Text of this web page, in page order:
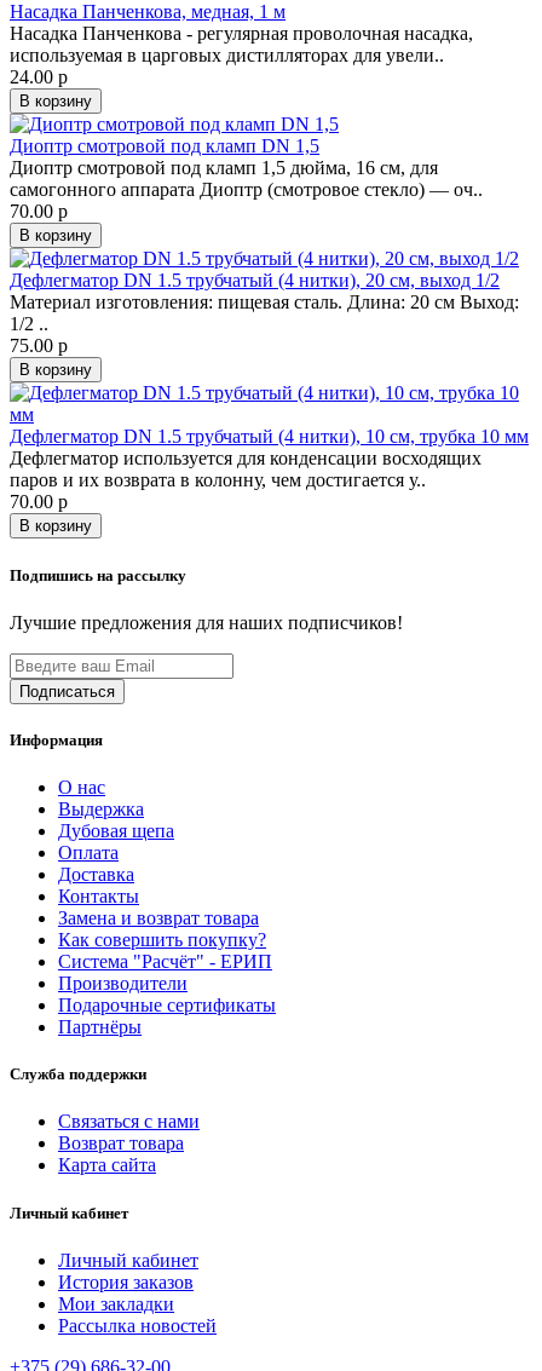
Насадка Панченкова, медная, 1 м
Насадка Панченкова - регулярная проволочная насадка,
используемая в царговых дистилляторах для увели..
24.00 р
В корзину
Диоптр смотровой под кламп DN 1,5
Диоптр смотровой под кламп 1,5 дюйма, 16 см, для
самогонного аппарата Диоптр (смотровое стекло) — оч..
70.00 р
В корзину
Дефлегматор DN 1.5 трубчатый (4 нитки), 20 см, выход 1/2
Материал изготовления: пищевая сталь. Длина: 20 см Выход:
1/2 ..
75.00 р
В корзину
Дефлегматор DN 1.5 трубчатый (4 нитки), 10 см, трубка 10 мм
Дефлегматор используется для конденсации восходящих
паров и их возврата в колонну, чем достигается у..
70.00 р
В корзину
Подпишись на рассылку
Лучшие предложения для наших подписчиков!
Информация
О нас
Выдержка
Дубовая щепа
Оплата
Доставка
Контакты
Замена и возврат товара
Как совершить покупку?
Система "Расчёт" - ЕРИП
Производители
Подарочные сертификаты
Партнёры
Служба поддержки
Связаться с нами
Возврат товара
Карта сайта
Личный кабинет
Личный кабинет
История заказов
Мои закладки
Рассылка новостей
+375 (29) 686-32-00